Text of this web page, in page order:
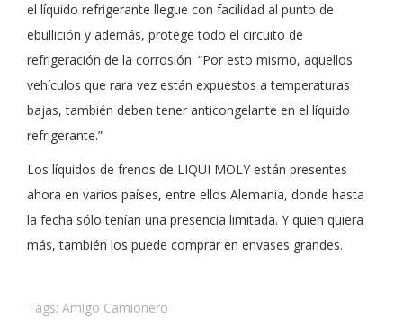
el líquido refrigerante llegue con facilidad al punto de
ebullición y además, protege todo el circuito de
refrigeración de la corrosión. “Por esto mismo, aquellos
vehículos que rara vez están expuestos a temperaturas
bajas, también deben tener anticongelante en el líquido
refrigerante.”
Los líquidos de frenos de LIQUI MOLY están presentes
ahora en varios países, entre ellos Alemania, donde hasta
la fecha sólo tenían una presencia limitada. Y quien quiera
más, también los puede comprar en envases grandes.
Tags: Amigo Camionero